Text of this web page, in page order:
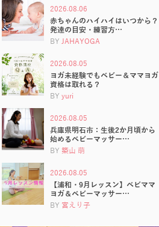
2026.08.06
赤ちゃんのハイハイはいつから？
発達の目安・練習方…
BY JAHAYOGA
2026.08.05
ヨガ未経験でもベビー＆ママヨガ
資格は取れる？
BY yuri
2026.08.05
兵庫県明石市：生後2か月頃から
始めるベビーマッサー…
BY 築山 萌
2026.08.05
【浦和・9月レッスン】ベビママ
ヨガ＆ベビーマッサー…
BY 宮えり子